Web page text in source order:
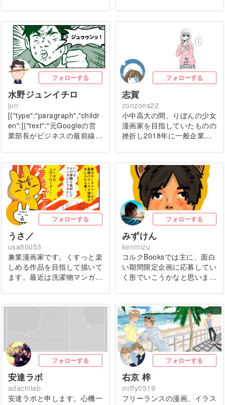
フォローする
水野ジュンイチロ
jun
[{"type":"paragraph","childr
en":[{"text":"元Googleの営
業部長がビジネスの最前線…
フォローする
志賀
zonzons22
小中高大の間、りぼんの少女
漫画家を目指していたものの
挫折し2018年に一般企業…
フォローする
うさ／
usa80053
兼業漫画家です。くすっと楽
しめる作品を目指して描いて
ます。最近は洗濯物マンガ…
フォローする
みずけん
kenmizu
コルクBooksでは主に、面白
い期間限定企画に応募してい
く形でいこうかなと思いま…
フォローする
安達ラボ
adachilab
安達ラボと申します。心機一
フォローする
右京 梓
miffy0519
フリーランスの漫画、イラス